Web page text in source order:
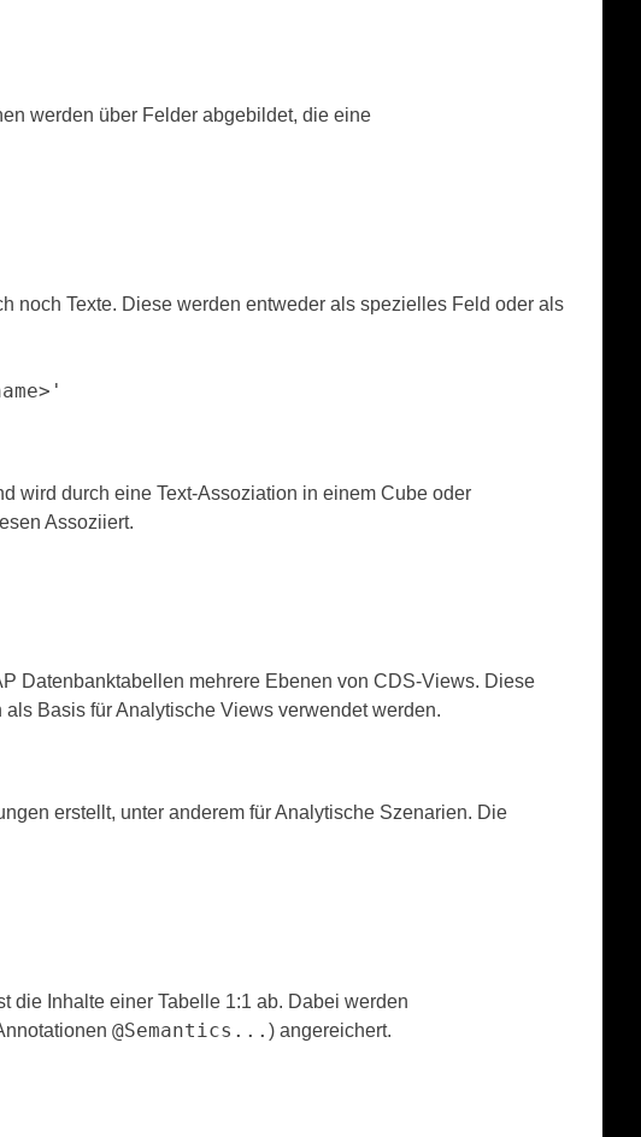
werden über Felder abgebildet, die eine
noch Texte. Diese werden entweder als spezielles Feld oder als
wird durch eine Text-Assoziation in einem Cube oder
Assoziiert.
Datenbanktabellen mehrere Ebenen von CDS-Views. Diese
Basis für Analytische Views verwendet werden.
erstellt, unter anderem für Analytische Szenarien. Die
die Inhalte einer Tabelle 1:1 ab. Dabei werden
@Semantics... ) angereichert.